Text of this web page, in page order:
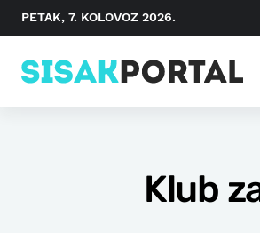
PETAK, 7. KOLOVOZ 2026.
Klub